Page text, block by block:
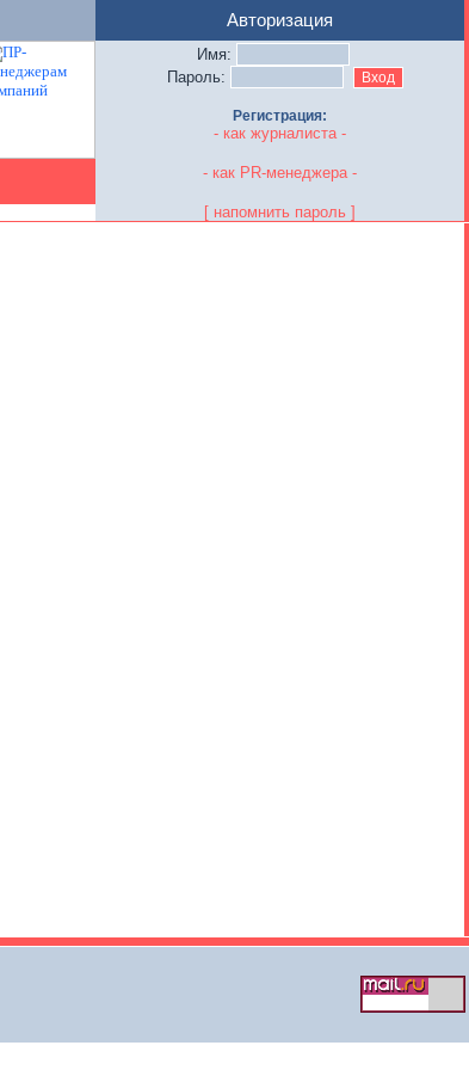
Авторизация
Имя:
Пароль:
Регистрация:
- как журналиста -
- как PR-менеджера -
[ напомнить пароль ]